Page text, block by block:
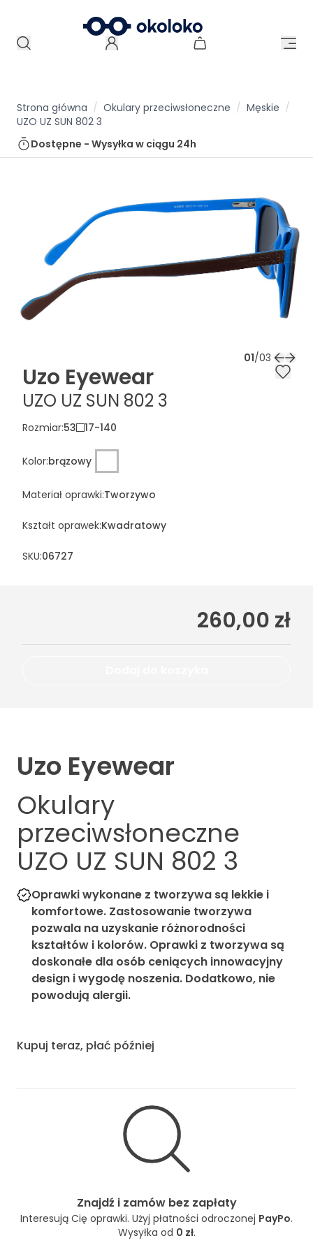
Strona główna / Okulary przeciwsłoneczne / Męskie /
UZO UZ SUN 802 3
Dostępne - Wysyłka w ciągu 24h
01/03
Uzo Eyewear
UZO UZ SUN 802 3
Rozmiar:53 17-140
Kolor:brązowy
Materiał oprawki:Tworzywo
Kształt oprawek:Kwadratowy
SKU:06727
260,00 zł
Uzo Eyewear
Okulary
przeciwsłoneczne
UZO UZ SUN 802 3
Oprawki wykonane z tworzywa są lekkie i
komfortowe. Zastosowanie tworzywa
pozwala na uzyskanie różnorodności
kształtów i kolorów. Oprawki z tworzywa są
doskonałe dla osób ceniących innowacyjny
design i wygodę noszenia. Dodatkowo, nie
powodują alergii.
Kupuj teraz, płać później
Znajdź i zamów bez zapłaty
Interesują Cię oprawki. Użyj płatności odroczonej PayPo.
Wysyłka od 0 zł.